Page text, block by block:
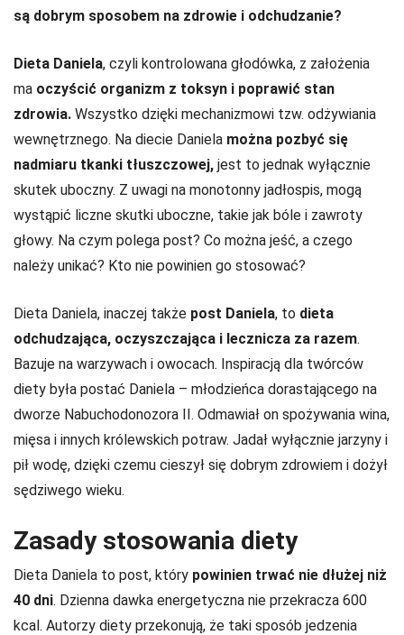
są dobrym sposobem na zdrowie i odchudzanie?
Dieta Daniela, czyli kontrolowana głodówka, z założenia
ma oczyścić organizm z toksyn i poprawić stan
zdrowia. Wszystko dzięki mechanizmowi tzw. odżywiania
wewnętrznego. Na diecie Daniela można pozbyć się
nadmiaru tkanki tłuszczowej, jest to jednak wyłącznie
skutek uboczny. Z uwagi na monotonny jadłospis, mogą
wystąpić liczne skutki uboczne, takie jak bóle i zawroty
głowy. Na czym polega post? Co można jeść, a czego
należy unikać? Kto nie powinien go stosować?
Dieta Daniela, inaczej także post Daniela, to dieta
odchudzająca, oczyszczająca i lecznicza za razem.
Bazuje na warzywach i owocach. Inspiracją dla twórców
diety była postać Daniela – młodzieńca dorastającego na
dworze Nabuchodonozora II. Odmawiał on spożywania wina,
mięsa i innych królewskich potraw. Jadał wyłącznie jarzyny i
pił wodę, dzięki czemu cieszył się dobrym zdrowiem i dożył
sędziwego wieku.
Zasady stosowania diety
Dieta Daniela to post, który powinien trwać nie dłużej niż
40 dni. Dzienna dawka energetyczna nie przekracza 600
kcal. Autorzy diety przekonują, że taki sposób jedzenia